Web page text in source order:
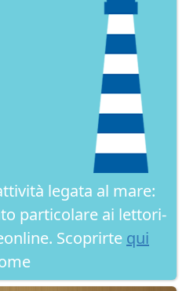
legata al mare:
particolare ai lettori-
Scoprirte qui